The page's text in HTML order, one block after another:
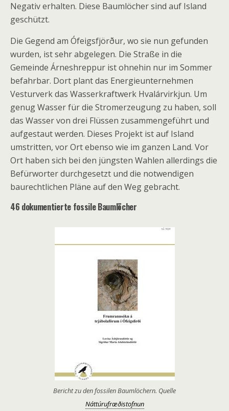
Negativ erhalten. Diese Baumlöcher sind auf Island
geschützt.
Die Gegend am Ófeigsfjörður, wo sie nun gefunden
wurden, ist sehr abgelegen. Die Straße in die
Gemeinde Árneshreppur ist ohnehin nur im Sommer
befahrbar. Dort plant das Energieunternehmen
Vesturverk das Wasserkraftwerk Hvalárvirkjun. Um
genug Wasser für die Stromerzeugung zu haben, soll
das Wasser von drei Flüssen zusammengeführt und
aufgestaut werden. Dieses Projekt ist auf Island
umstritten, vor Ort ebenso wie im ganzen Land. Vor
Ort haben sich bei den jüngsten Wahlen allerdings die
Befürworter durchgesetzt und die notwendigen
baurechtlichen Pläne auf den Weg gebracht.
46 dokumentierte fossile Baumlöcher
Bericht zu den fossilen Baumlöchern. Quelle
Náttúrufræðistofnun